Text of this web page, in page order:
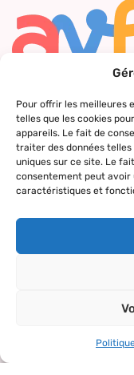
Pour offrir les meilleures
telles que les cookies
appareils. Le fait de
traiter des données
uniques sur ce site. Le
consentement peut
caractéristiques et
Nous contacter
Qui sommes-
nous ?
Nos valeurs
La charte AVF
Nos